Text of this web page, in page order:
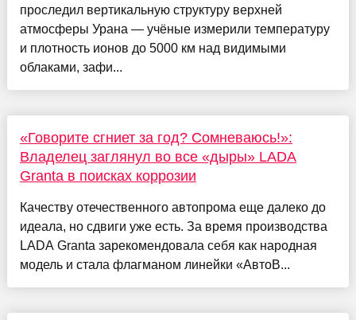
проследил вертикальную структуру верхней
атмосферы Урана — учёные измерили температуру
и плотность ионов до 5000 км над видимыми
облаками, зафи...
«Говорите сгниет за год? Сомневаюсь!»:
Владелец заглянул во все «дыры» LADA
Granta в поисках коррозии
Качеству отечественного автопрома еще далеко до
идеала, но сдвиги уже есть. За время производства
LADA Granta зарекомендовала себя как народная
модель и стала флагманом линейки «АвтоВ...